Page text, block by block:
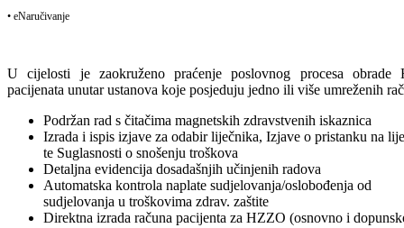
• eNaručivanje
U cijelosti je zaokruženo praćenje poslovnog procesa obrade
pacijenata unutar ustanova koje posjeduju jedno ili više umreženih
Podržan rad s čitačima magnetskih zdravstvenih iskaznica
Izrada i ispis izjave za odabir liječnika, Izjave o pristanku na
te Suglasnosti o snošenju troškova
Detaljna evidencija dosadašnjih učinjenih radova
Automatska kontrola naplate sudjelovanja/oslobođenja od
sudjelovanja u troškovima zdrav. zaštite
Direktna izrada računa pacijenta za HZZO (osnovno i